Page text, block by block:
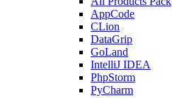
AppCode
CLion
DataGrip
GoLand
IntelliJ IDEA
PhpStorm
PyCharm